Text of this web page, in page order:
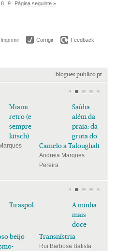
8 9 Página seguinte »
Imprimir Corrigir Feedback
blogues.publico.pt
Miami
retro (e
sempre
kitsch)
Saïdia
além da
praia: da
gruta do
Camelo a Tafoughalt
Andreia Marques
Pereira
Tiraspol:
beijo
A minha
mais
doce
Transnístria
Rui Barbosa Batista